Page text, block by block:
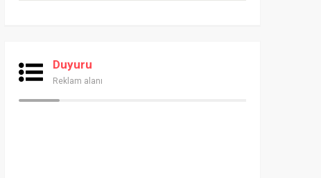
Duyuru
Reklam alanı